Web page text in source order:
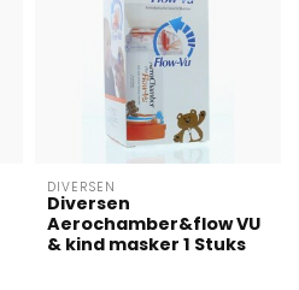
DIVERSEN
Diversen
Aerochamber&flow VU
& kind masker 1 Stuks